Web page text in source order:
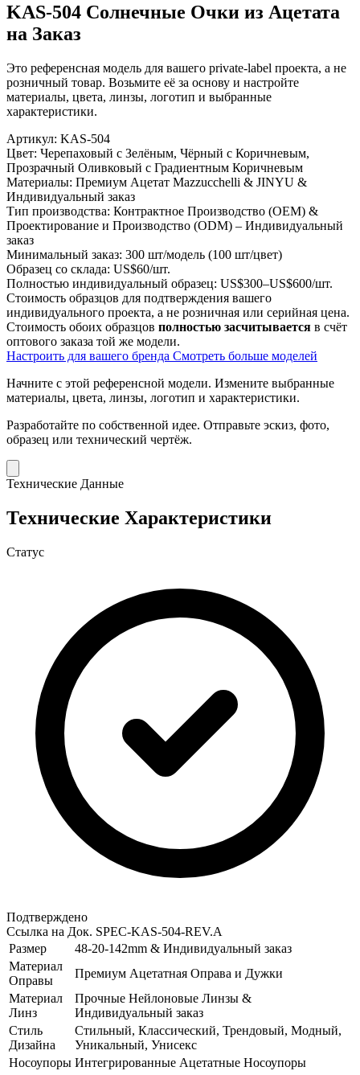
KAS-504 Солнечные Очки из Ацетата
на Заказ
Это референсная модель для вашего private-label проекта, а не
розничный товар. Возьмите её за основу и настройте
материалы, цвета, линзы, логотип и выбранные
характеристики.
Артикул: KAS-504
Цвет: Черепаховый с Зелёным, Чёрный с Коричневым,
Прозрачный Оливковый с Градиентным Коричневым
Материалы: Премиум Ацетат Mazzucchelli & JINYU &
Индивидуальный заказ
Тип производства: Контрактное Производство (OEM) &
Проектирование и Производство (ODM) – Индивидуальный
заказ
Минимальный заказ: 300 шт/модель (100 шт/цвет)
Образец со склада: US$60/шт.
Полностью индивидуальный образец: US$300–US$600/шт.
Стоимость образцов для подтверждения вашего
индивидуального проекта, а не розничная или серийная цена.
Стоимость обоих образцов полностью засчитывается в счёт
оптового заказа той же модели.
Настроить для вашего бренда Смотреть больше моделей
Начните с этой референсной модели. Измените выбранные
материалы, цвета, линзы, логотип и характеристики.
Разработайте по собственной идее. Отправьте эскиз, фото,
образец или технический чертёж.
Технические Данные
Технические Характеристики
Статус
Подтверждено
Ссылка на Док. SPEC-KAS-504-REV.A
Размер
48-20-142mm & Индивидуальный заказ
Материал
Оправы
Премиум Ацетатная Оправа и Дужки
Материал
Линз
Прочные Нейлоновые Линзы &
Индивидуальный заказ
Стиль
Дизайна
Стильный, Классический, Трендовый, Модный,
Уникальный, Унисекс
Носоупоры Интегрированные Ацетатные Носоупоры